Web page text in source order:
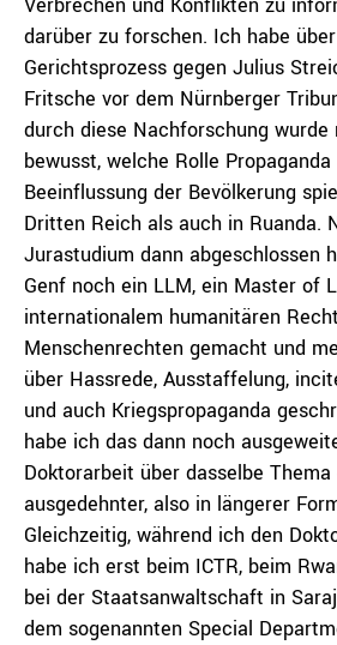
darüber zu forschen. Ich habe
Gerichtsprozess gegen Julius
Fritsche vor dem Nürnberger
durch diese Nachforschung
bewusst, welche Rolle
Beeinflussung der Bevölkerung
Dritten Reich als auch in Ruanda.
Jurastudium dann abgeschlossen
Genf noch ein LLM, ein Master of
internationalem humanitären
Menschenrechten gemacht und
über Hassrede, Ausstaffelung,
und auch Kriegspropaganda
habe ich das dann noch
Doktorarbeit über dasselbe
ausgedehnter, also in längerer
Gleichzeitig, während ich den
habe ich erst beim ICTR, beim
bei der Staatsanwaltschaft in
dem sogenannten Special